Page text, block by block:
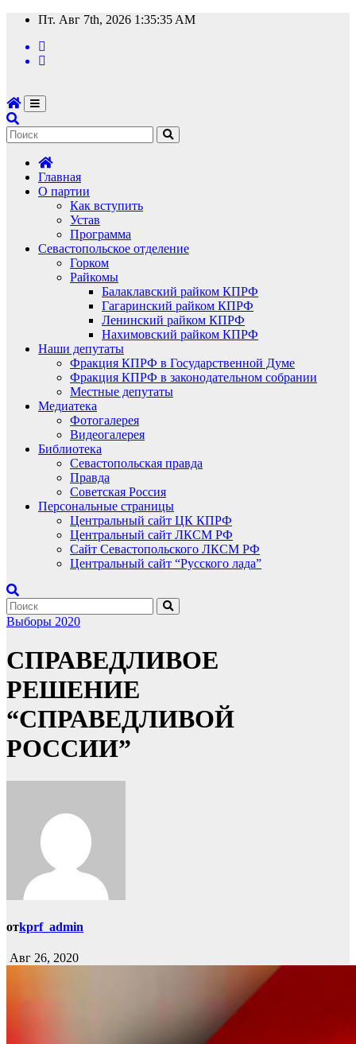
Перейти
содержимому
Пт. Авг 7th, 2026 1:35:37 AM
Главная
О партии
Как вступить
Устав
Программа
Севастопольское отделение
Горком
Райкомы
Балаклавский райком КПРФ
Гагаринский райком КПРФ
Ленинский райком КПРФ
Нахимовский райком КПРФ
Наши депутаты
Фракция КПРФ в Государственной Думе
Фракция КПРФ в законодательном собрании
Местные депутаты
Медиатека
Фотогалерея
Видеогалерея
Библиотека
Севастопольская правда
Правда
Советская Россия
Персональные страницы
Центральный сайт ЦК КПРФ
Центральный сайт ЛКСМ РФ
Сайт Севастопольского ЛКСМ РФ
Центральный сайт “Русского лада”
Выборы 2020
СПРАВЕДЛИВОЕ
РЕШЕНИЕ
“СПРАВЕДЛИВОЙ
РОССИИ”
отkprf_admin
Авг 26, 2020